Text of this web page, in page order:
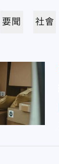
要聞 社會